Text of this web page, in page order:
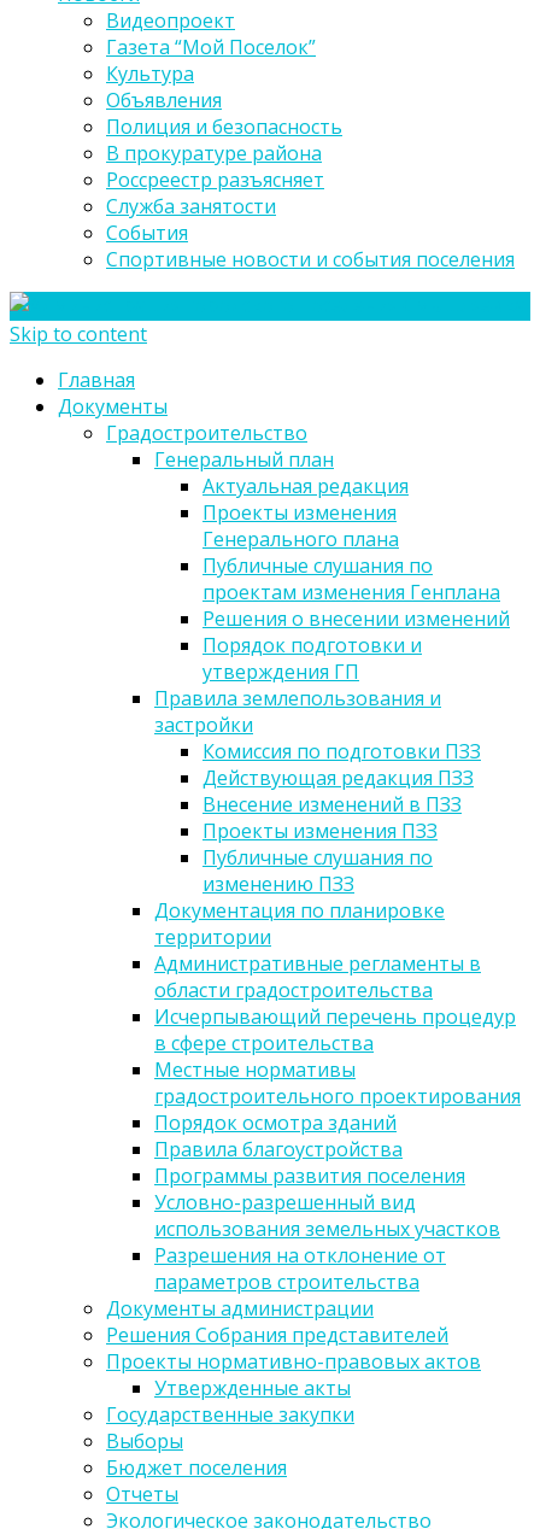
Видеопроект
Газета “Мой Поселок”
Культура
Объявления
Полиция и безопасность
В прокуратуре района
Россреестр разъясняет
Служба занятости
События
Спортивные новости и события поселения
Skip to content
Главная
Документы
Градостроительство
Генеральный план
Актуальная редакция
Проекты изменения
Генерального плана
Публичные слушания по
проектам изменения Генплана
Решения о внесении изменений
Порядок подготовки и
утверждения ГП
Правила землепользования и
застройки
Комиссия по подготовки ПЗЗ
Действующая редакция ПЗЗ
Внесение изменений в ПЗЗ
Проекты изменения ПЗЗ
Публичные слушания по
изменению ПЗЗ
Документация по планировке
территории
Административные регламенты в
области градостроительства
Исчерпывающий перечень процедур
в сфере строительства
Местные нормативы
градостроительного проектирования
Порядок осмотра зданий
Правила благоустройства
Программы развития поселения
Условно-разрешенный вид
использования земельных участков
Разрешения на отклонение от
параметров строительства
Документы администрации
Решения Собрания представителей
Проекты нормативно-правовых актов
Утвержденные акты
Государственные закупки
Выборы
Бюджет поселения
Отчеты
Экологическое законодательство